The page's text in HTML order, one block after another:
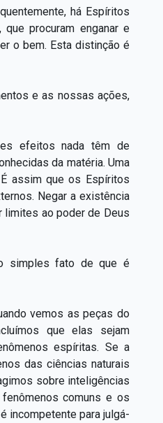
há Espíritos
procuram enganar e
o bem. Esta distinção é
e as nossas ações,
efeitos nada têm de
da matéria. Uma
assim que os Espíritos
Negar a existência
limites ao poder de Deus
simples fato de que é
vemos as peças do
que elas sejam
espíritas. Se a
das ciências naturais
sobre inteligências
comuns e os
incompetente para julgá-